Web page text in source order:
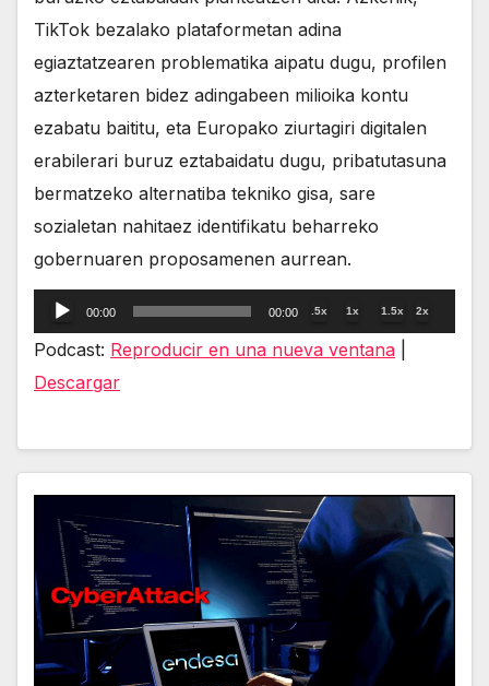
TikTok bezalako plataformetan adina
egiaztatzearen problematika aipatu dugu, profilen
azterketaren bidez adingabeen milioika kontu
ezabatu baititu, eta Europako ziurtagiri digitalen
erabilerari buruz eztabaidatu dugu, pribatutasuna
bermatzeko alternatiba tekniko gisa, sare
sozialetan nahitaez identifikatu beharreko
gobernuaren proposamenen aurrean.
Reproductor
de
audio
00:00 00:00 .5x 1x 1.5x 2x
Podcast: Reproducir en una nueva ventana
Descargar